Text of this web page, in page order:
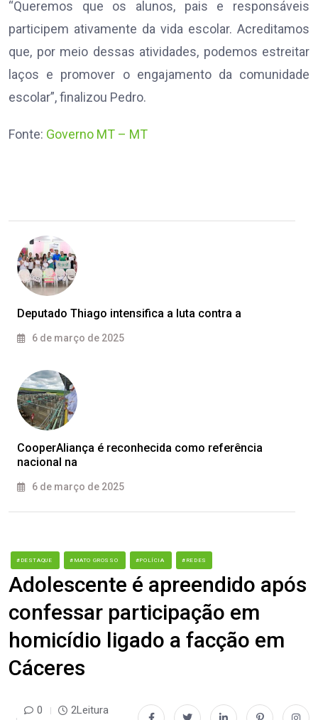
“Queremos que os alunos, pais e responsáveis
participem ativamente da vida escolar. Acreditamos
que, por meio dessas atividades, podemos estreitar
laços e promover o engajamento da comunidade
escolar”, finalizou Pedro.
Fonte: Governo MT – MT
Deputado Thiago intensifica a luta contra a
6 de março de 2025
CooperAliança é reconhecida como referência
nacional na
6 de março de 2025
#DESTAQUE #MATO GROSSO #POLÍCIA #REDES
Adolescente é apreendido após
confessar participação em
homicídio ligado a facção em
Cáceres
0 2Leitura